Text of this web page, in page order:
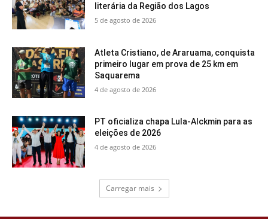
literária da Região dos Lagos
5 de agosto de 2026
Atleta Cristiano, de Araruama, conquista
primeiro lugar em prova de 25 km em
Saquarema
4 de agosto de 2026
PT oficializa chapa Lula-Alckmin para as
eleições de 2026
4 de agosto de 2026
Carregar mais